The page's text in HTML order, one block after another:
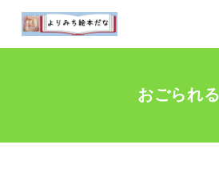
おごられる